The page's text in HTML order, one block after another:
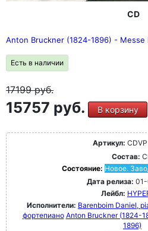
CD
Anton Bruckner (1824-1896) - Messe
Есть в наличии
17199руб.
15757 руб. В корзину
Артикул: CDVP
Состав:
Состояние: Новое.
Дата релиза:
Лейбл:
Исполнители: Barenboim Daniel,
фортепиано Anton Bruckner (1824-
1896)